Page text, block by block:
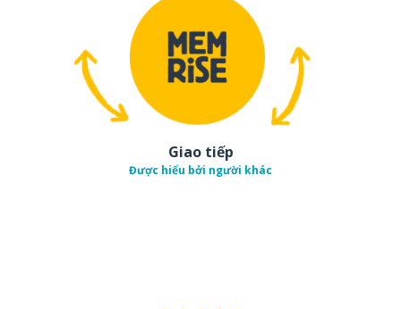
Giao tiếp
Được hiểu bởi người khác